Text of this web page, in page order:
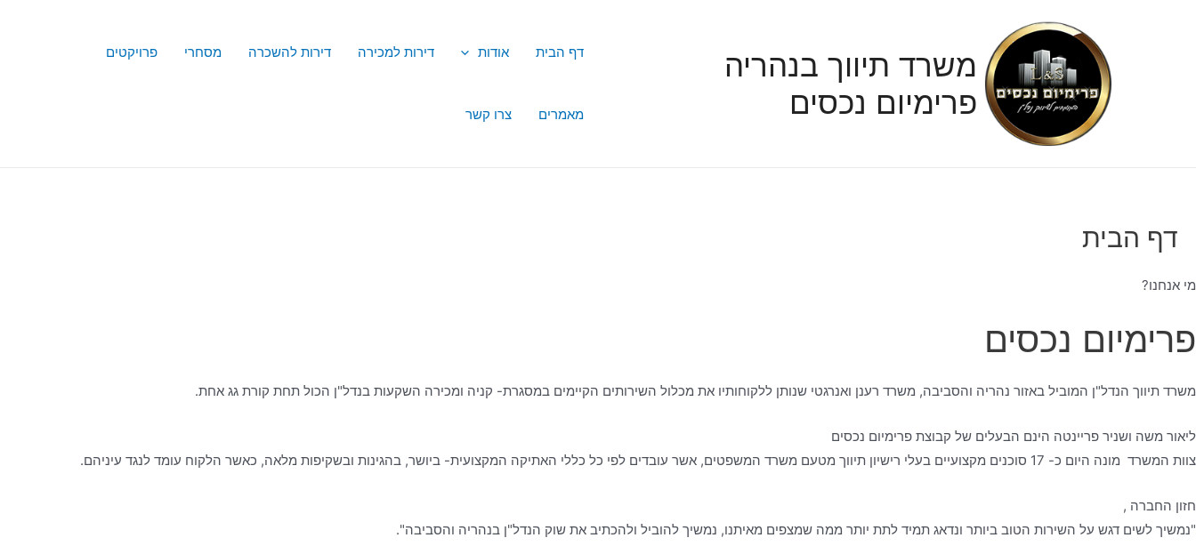
משרד תיווך בנהריה
פרימיום נכסים
דף הבית אודות דירות למכירה דירות להשכרה מסחרי פרויקטים
מאמרים צרו קשר
דף הבית
מי אנחנו?
פרימיום נכסים
משרד תיווך הנדל"ן המוביל באזור נהריה והסביבה, משרד רענן ואנרגטי שנותן ללקוחותיו את מכלול השירותים הקיימים במסגרת- קניה ומכירה השקעות בנדל"ן הכול תחת קורת גג אחת.
ליאור משה ושניר פריינטה הינם הבעלים של קבוצת פרימיום נכסים
צוות המשרד מונה היום כ- 17 סוכנים מקצועיים בעלי רישיון תיווך מטעם משרד המשפטים, אשר עובדים לפי כל כללי האתיקה המקצועית- ביושר, בהגינות ובשקיפות מלאה, כאשר הלקוח עומד לנגד עיניהם.
חזון החברה ,
"נמשיך לשים דגש על השירות הטוב ביותר ונדאג תמיד לתת יותר ממה שמצפים מאיתנו, נמשיך להוביל ולהכתיב את שוק הנדל"ן בנהריה והסביבה".